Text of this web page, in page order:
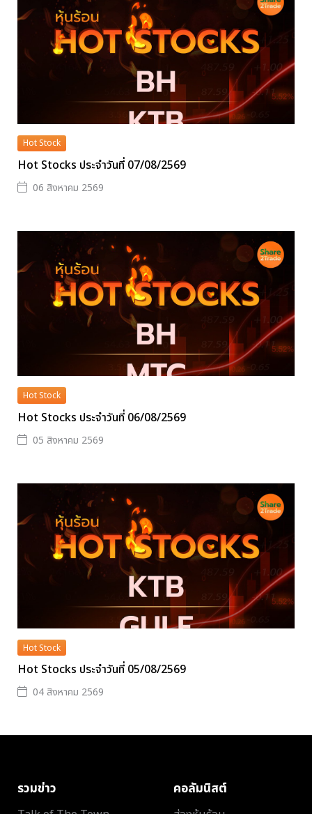
Hot Stock
Hot Stocks ประจำวันที่ 07/08/2569
06 สิงหาคม 2569
Hot Stock
Hot Stocks ประจำวันที่ 06/08/2569
05 สิงหาคม 2569
Hot Stock
Hot Stocks ประจำวันที่ 05/08/2569
04 สิงหาคม 2569
รวมข่าว คอลัมนิสต์